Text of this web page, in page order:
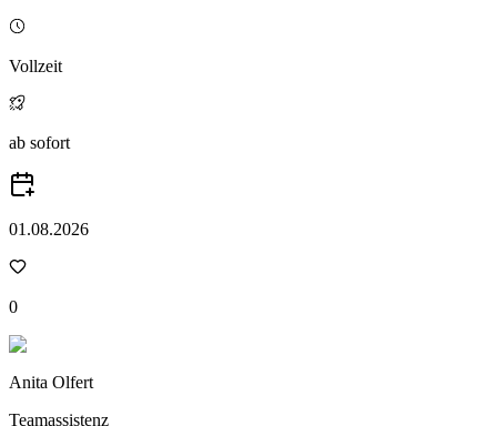
Vollzeit
ab sofort
01.08.2026
0
Anita Olfert
Teamassistenz